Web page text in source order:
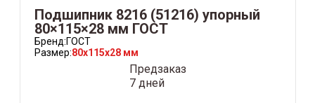
Подшипник 8216 (51216) упорный
80×115×28 мм ГОСТ
Бренд:ГОСТ
Размер:80x115x28 мм
Предзаказ
7 дней